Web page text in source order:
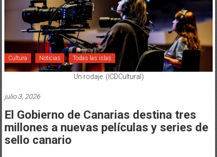
Cultura Noticias Todas las islas
Un rodaje. (ICDCultural)
julio 3, 2026
El Gobierno de Canarias destina tres
millones a nuevas películas y series de
sello canario